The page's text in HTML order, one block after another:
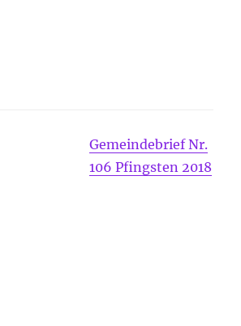
Gemeindebrief Nr.
106 Pfingsten 2018